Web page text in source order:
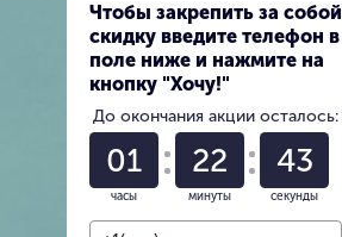
Чтобы закрепить за собой
скидку введите телефон в
поле ниже и нажмите на
кнопку "Хочу!"
До окончания акции осталось:
01
часы
22
минуты
42
секунды